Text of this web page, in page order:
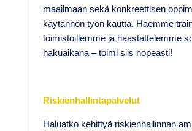
maailmaan sekä konkreettisen
käytännön työn kautta. Haemme
toimistoillemme ja haastattelemme
hakuaikana – toimi siis nopeasti!
Riskienhallintapalvelut
Haluatko kehittyä riskienhallinnan